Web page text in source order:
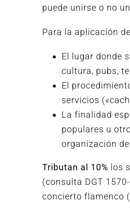
puede unirse o no
Para la aplicación
El lugar donde
cultura, pubs,
El
servicios
La finalidad
populares u
organización
Tributan al 10% los
(consulta DGT
concierto flamenco